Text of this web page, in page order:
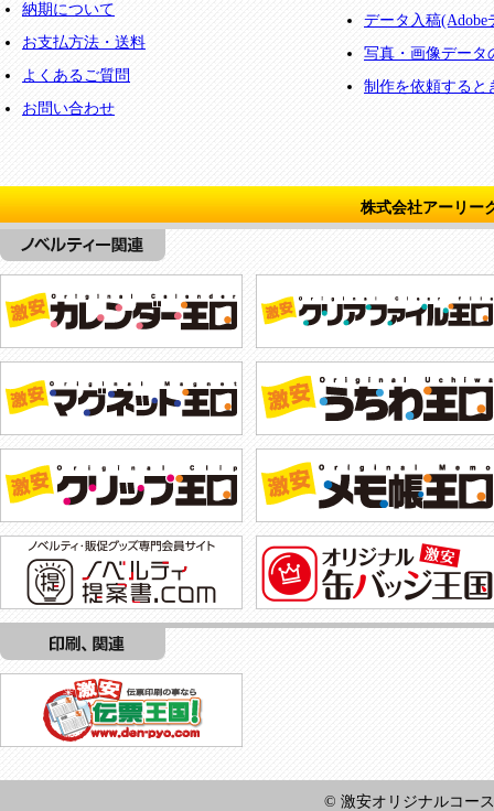
納期について
お支払方法・送料
よくあるご質問
お問い合わせ
データ入稿(Adobe
写真・画像データ
制作を依頼すると
株式会社アーリ
© 激安オリジナルコー